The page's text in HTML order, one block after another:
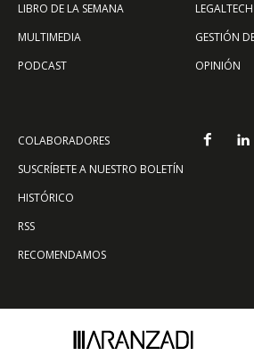
LIBRO DE LA SEMANA
MULTIMEDIA
PODCAST
LEGALTECH
GESTIÓN
OPINIÓN
COLABORADORES
SUSCRÍBETE A NUESTRO BOLETÍN
HISTÓRICO
RSS
RECOMENDAMOS